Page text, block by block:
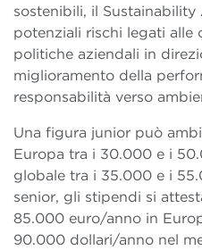
sostenibili, il
potenziali rischi legati alle
politiche aziendali in
miglioramento della
responsabilità verso
Una figura junior può
Europa tra i 30.000 e i
globale tra i 35.000 e i
senior, gli stipendi si
85.000 euro/anno in
90.000 dollari/anno nel